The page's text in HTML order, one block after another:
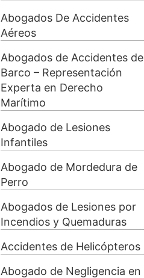
Abogados De Accidentes
Aéreos
Abogados de Accidentes de
Barco – Representación
Experta en Derecho
Marítimo
Abogado de Lesiones
Infantiles
Abogado de Mordedura de
Perro
Abogados de Lesiones por
Incendios y Quemaduras
Accidentes de Helicópteros
Abogado de Negligencia en